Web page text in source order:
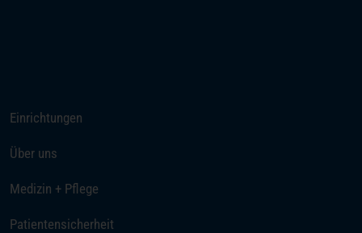
Einrichtungen
Über uns
Medizin + Pflege
Patientensicherheit